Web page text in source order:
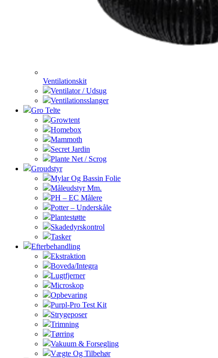
Ventilationskit
Ventilator / Udsug
Ventilationsslanger
Gro Telte
Growtent
Homebox
Mammoth
Secret Jardin
Plante Net / Scrog
Groudstyr
Mylar Og Bassin Folie
Måleudstyr Mm.
PH – EC Målere
Potter – Underskåle
Plantestøtte
Skadedyrskontrol
Tasker
Efterbehandling
Ekstraktion
Boveda/Integra
Lugtfjerner
Microskop
Opbevaring
Purpl-Pro Test Kit
Strygeposer
Trimning
Tørring
Vakuum & Forsegling
Vægte Og Tilbehør